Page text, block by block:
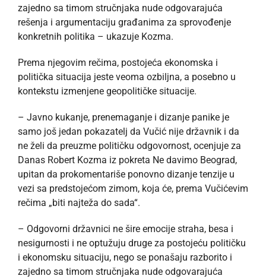
zajedno sa timom stručnjaka nude odgovarajuća
rešenja i argumentaciju građanima za sprovođenje
konkretnih politika – ukazuje Kozma.
Prema njegovim rečima, postojeća ekonomska i
politička situacija jeste veoma ozbiljna, a posebno u
kontekstu izmenjene geopolitičke situacije.
– Javno kukanje, prenemaganje i dizanje panike je
samo još jedan pokazatelj da Vučić nije državnik i da
ne želi da preuzme političku odgovornost, ocenjuje za
Danas Robert Kozma iz pokreta Ne davimo Beograd,
upitan da prokomentariše ponovno dizanje tenzije u
vezi sa predstojećom zimom, koja će, prema Vučićevim
rečima „biti najteža do sada“.
– Odgovorni državnici ne šire emocije straha, besa i
nesigurnosti i ne optužuju druge za postojeću političku
i ekonomsku situaciju, nego se ponašaju razborito i
zajedno sa timom stručnjaka nude odgovarajuća